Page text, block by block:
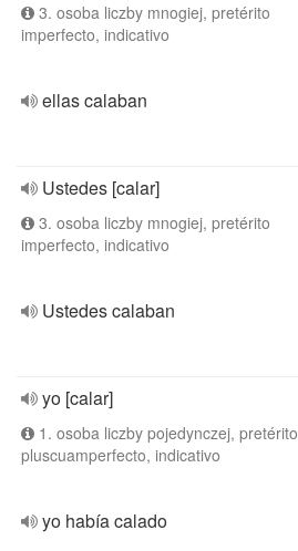
3. osoba liczby mnogiej, pretérito
imperfecto, indicativo
ellas calaban
Ustedes [calar]
3. osoba liczby mnogiej, pretérito
imperfecto, indicativo
Ustedes calaban
yo [calar]
1. osoba liczby pojedynczej, pretérito
pluscuamperfecto, indicativo
yo había calado